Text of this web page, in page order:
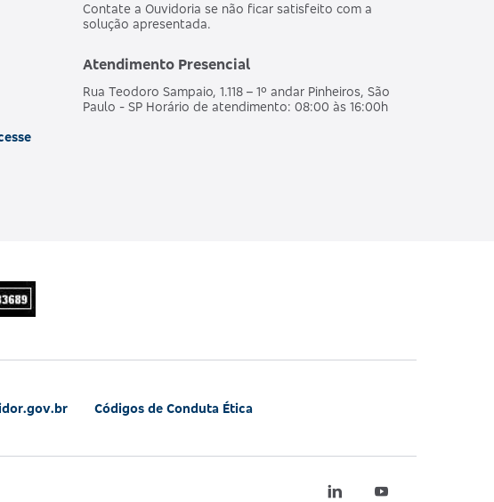
Contate a Ouvidoria se não ficar satisfeito com a
solução apresentada.
Atendimento Presencial
Rua Teodoro Sampaio, 1.118 – 1º andar Pinheiros, São
Paulo - SP Horário de atendimento: 08:00 às 16:00h
Códigos de Conduta Ética